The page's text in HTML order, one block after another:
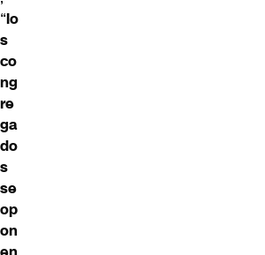
“lo
s
co
ng
re
ga
do
s
se
op
on